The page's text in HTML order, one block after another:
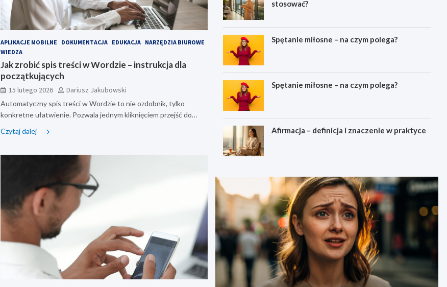
APLIKACJE MOBILNE DOKUMENTACJA EDUKACJA
NARZĘDZIA BIUROWE
WIEDZA
Jak zrobić spis treści w Wordzie – instrukcja dla
początkujących
15 lutego 2026 Dariusz Jakubowski
Automatyczny spis treści w Wordzie to nie ozdobnik, tylko
konkretne ułatwienie. Pozwala jednym kliknięciem przejść do…
Czytaj dalej
stosować?
Spętanie miłosne – na czym polega?
Spętanie miłosne – na czym polega?
Afirmacja – definicja i znaczenie w praktyce